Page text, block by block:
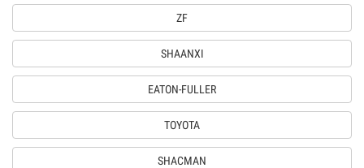
ZF
SHAANXI
EATON-FULLER
TOYOTA
SHACMAN